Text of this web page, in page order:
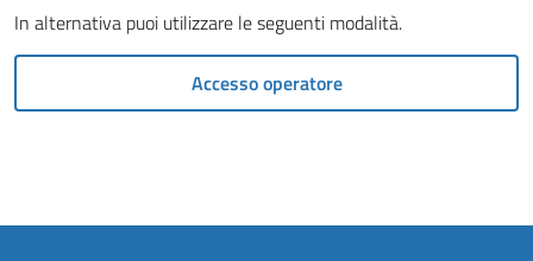
Tutti
argomenti...
In alternativa puoi utilizzare le seguenti modalità.
Accesso operatore